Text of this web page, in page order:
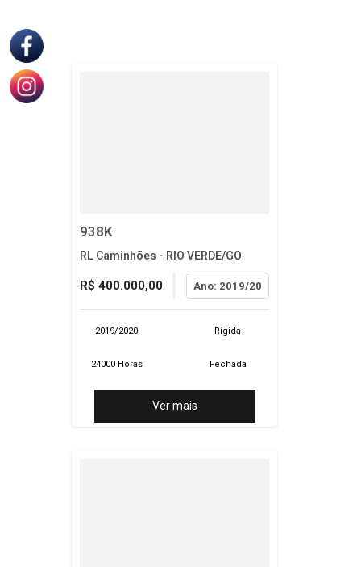
938K
RL Caminhões - RIO VERDE/GO
R$ 400.000,00 Ano: 2019/20
2019/2020 Rígida
24000 Horas Fechada
Ver mais